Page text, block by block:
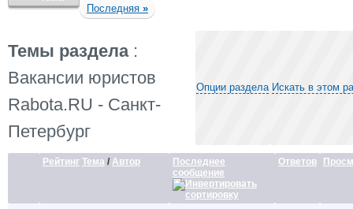
Последняя »
Темы раздела:
Вакансии юристов
Rabota.RU - Санкт-
Петербург
Опции раздела Искать в этом
Рейтинг Тема / Автор
Последнее
сообщение
Ответов